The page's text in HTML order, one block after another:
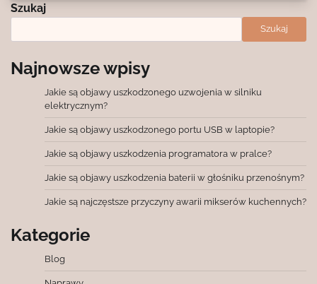
Szukaj
Szukaj
Najnowsze wpisy
Jakie są objawy uszkodzonego uzwojenia w silniku
elektrycznym?
Jakie są objawy uszkodzonego portu USB w laptopie?
Jakie są objawy uszkodzenia programatora w pralce?
Jakie są objawy uszkodzenia baterii w głośniku przenośnym?
Jakie są najczęstsze przyczyny awarii mikserów kuchennych?
Kategorie
Blog